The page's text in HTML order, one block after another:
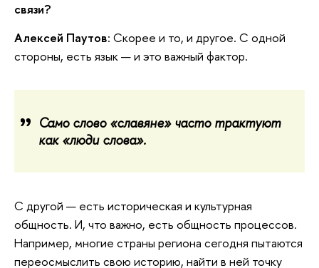
связи?
Алексей Паутов: Скорее и то, и другое. С одной
стороны, есть язык — и это важный фактор.
Само слово «славяне» часто трактуют
как «люди слова».
С другой — есть историческая и культурная
общность. И, что важно, есть общность процессов.
Например, многие страны региона сегодня пытаются
переосмыслить свою историю, найти в ней точку